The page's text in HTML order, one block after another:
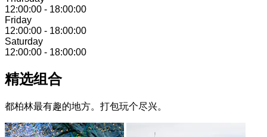
12:00:00 - 18:00:00
Friday
12:00:00 - 18:00:00
Saturday
12:00:00 - 18:00:00
精选组合
都柏林最有趣的地方。打包玩个尽兴。